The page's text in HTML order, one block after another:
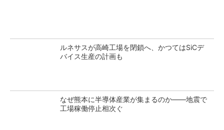
ルネサスが高崎工場を閉鎖へ、かつてはSiCデ
バイス生産の計画も
なぜ熊本に半導体産業が集まるのか――地震で
工場稼働停止相次ぐ